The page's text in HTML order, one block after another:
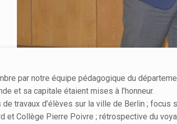
par notre équipe pédagogique du
et sa capitale étaient mises à l’honneur.
travaux d’élèves sur la ville de Berlin ;
et Collège Pierre Poivre ; rétrospective du